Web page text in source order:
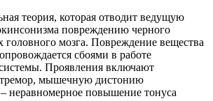
теория, которая отводит ведущую
повреждению черного
головного мозга. Повреждение вещества
сбоями в работе
Проявления включают
мышечную дистонию
неравномерное повышение тонуса